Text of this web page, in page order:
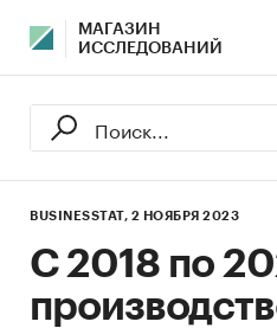
МАГАЗИН
ИССЛЕДОВАНИЙ
BUSINESSTAT, 2 НОЯБРЯ 2023
С 2018 по